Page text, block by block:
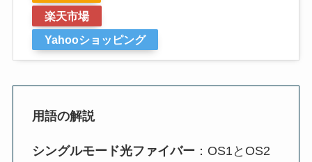
楽天市場
Yahooショッピング
用語の解説
シングルモード光ファイバー ：OS1とOS2